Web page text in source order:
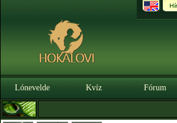
Lónevelde Kvíz Fórum